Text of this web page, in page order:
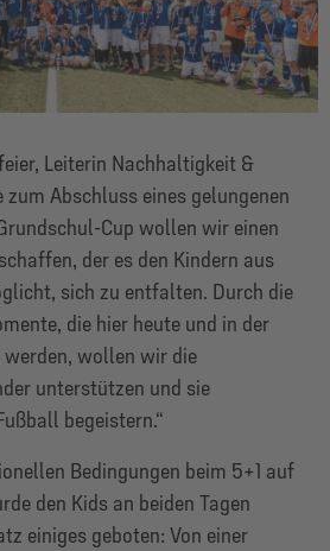
Leiterin Nachhaltigkeit &
Abschluss eines gelungenen
Cup wollen wir einen
der es den Kindern aus
sich zu entfalten. Durch die
die hier heute und in der
wollen wir die
unterstützen und sie
begeistern.“
Bedingungen beim 5+1 auf
den Kids an beiden Tagen
einiges geboten: Von einer